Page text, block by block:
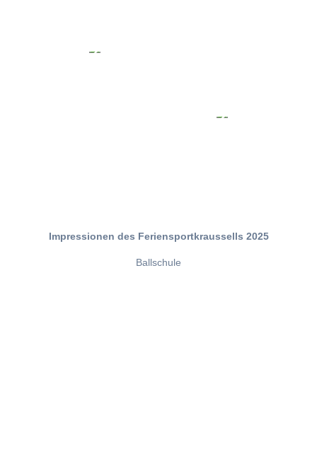
Impressionen des Feriensportkraussells 2025
Ballschule